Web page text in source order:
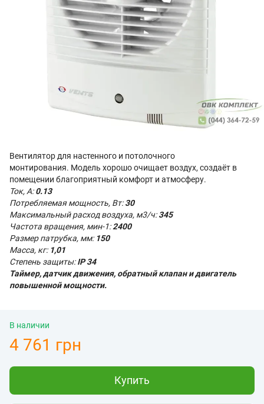
Вентилятор для настенного и потолочного
монтирования. Модель хорошо очищает воздух, создаёт в
помещении благоприятный комфорт и атмосферу.
Ток, А:0.13
Потребляемая мощность, Вт:30
Максимальный расход воздуха, м3/ч:345
Частота вращения, мин-1:2400
Размер патрубка, мм: 150
Масса, кг:1,01
Степень защиты:IP 34
Таймер, датчик движения, обратный клапан и двигатель
повышенной мощности.
В наличии
4 761 грн
Купить